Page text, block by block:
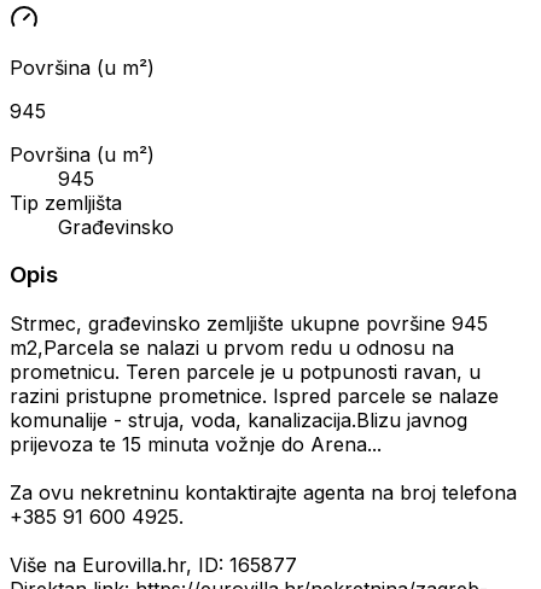
Površina (u m²)
945
Površina (u m²)
945
Tip zemljišta
Građevinsko
Opis
Strmec, građevinsko zemljište ukupne površine 945
m2,Parcela se nalazi u prvom redu u odnosu na
prometnicu. Teren parcele je u potpunosti ravan, u
razini pristupne prometnice. Ispred parcele se nalaze
komunalije - struja, voda, kanalizacija.Blizu javnog
prijevoza te 15 minuta vožnje do Arena...
Za ovu nekretninu kontaktirajte agenta na broj telefona
+385 91 600 4925.
Više na Eurovilla.hr, ID: 165877